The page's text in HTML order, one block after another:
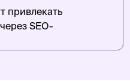
привлекать
SEO-